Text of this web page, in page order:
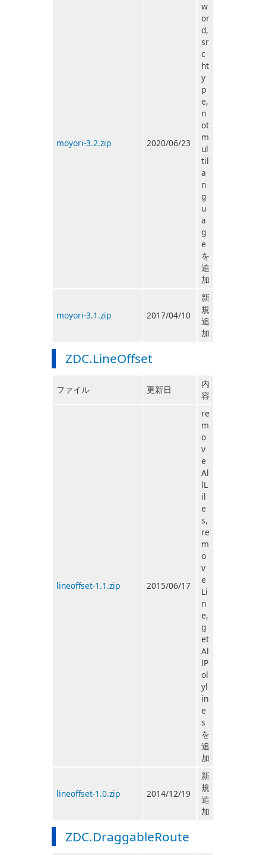
moyori-3.2.zip 2020/06/23
w
or
d,
sr
c
ht
y
p
e,
n
ot
m
ul
til
a
n
g
u
a
g
e
を
追
加
moyori-3.1.zip 2017/04/10
新
規
追
加
ZDC.LineOffset
ファイル 更新日
内
容
lineoffset-1.1.zip 2015/06/17
re
m
o
v
e
Al
lL
il
e
s,
re
m
o
v
e
Li
n
e,
g
et
Al
lP
ol
yl
in
e
s
を
追
加
lineoffset-1.0.zip 2014/12/19
新
規
追
加
ZDC.DraggableRoute